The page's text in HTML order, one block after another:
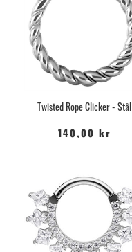
Twisted Rope Clicker - Stål
140,00 kr